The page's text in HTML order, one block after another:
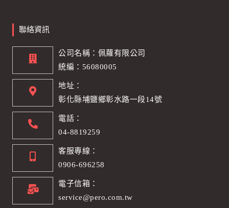
聯絡資訊
公司名稱：佩蘿有限公司
統編：56080005
地址：
彰化縣埔鹽鄉彰水路一段14號
電話：
04-8819259
客服專線：
0906-696258
電子信箱：
service@pero.com.tw